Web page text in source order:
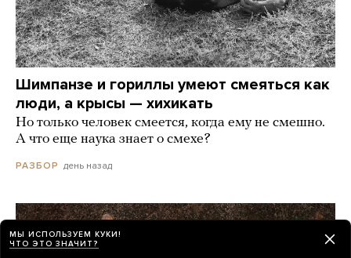
Шимпанзе и гориллы умеют смеяться как
люди, а крысы — хихикать
Но только человек смеется, когда ему не смешно.
А что еще наука знает о смехе?
РАЗБОР день назад
МЫ ИСПОЛЬЗУЕМ КУКИ!
ЧТО ЭТО ЗНАЧИТ?